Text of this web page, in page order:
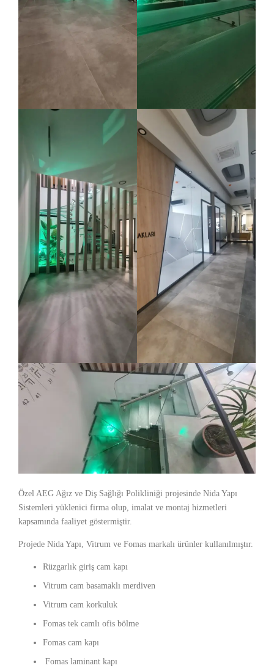
Özel AEG Ağız ve Diş Sağlığı Polikliniği projesinde Nida Yapı
Sistemleri yüklenici firma olup, imalat ve montaj hizmetleri
kapsamında faaliyet göstermiştir.
Projede Nida Yapı, Vitrum ve Fomas markalı ürünler kullanılmıştır.
Rüzgarlık giriş cam kapı
Vitrum cam basamaklı merdiven
Vitrum cam korkuluk
Fomas tek camlı ofis bölme
Fomas cam kapı
Fomas laminant kapı